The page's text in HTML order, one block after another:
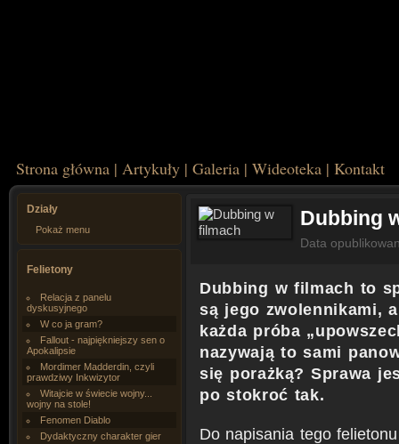
Strona główna | Artykuły | Galeria | Wideoteka | Kontakt
Działy
Pokaż menu
Felietony
Relacja z panelu
dyskusyjnego
W co ja gram?
Fallout - najpiękniejszy sen o
Apokalipsie
Mordimer Madderdin, czyli
prawdziwy Inkwizytor
Witajcie w świecie wojny...
wojny na stole!
Fenomen Diablo
Dydaktyczny charakter gier
Dubbing
Data
Dubbing w filmach to
są jego zwolennikami,
każda próba
nazywają to sami
się porażką? Sprawa
po stokroć tak.
Do napisania tego